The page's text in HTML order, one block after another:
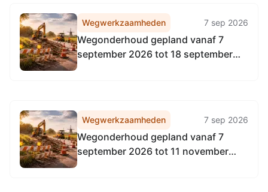
Wegwerkzaamheden 7 sep 2026
Wegonderhoud gepland vanaf 7
september 2026 tot 18 september
Wegwerkzaamheden 7 sep 2026
Wegonderhoud gepland vanaf 7
september 2026 tot 11 november